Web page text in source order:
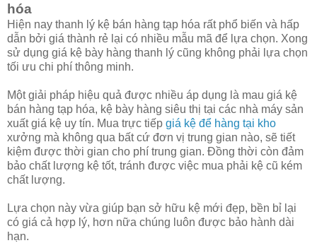
hóa
Hiện nay thanh lý kệ bán hàng tạp hóa rất phổ biến và hấp
dẫn bởi giá thành rẻ lại có nhiều mẫu mã để lựa chọn. Xong
sử dụng giá kệ bày hàng thanh lý cũng không phải lựa chọn
tối ưu chi phí thông minh.
Một giải pháp hiệu quả được nhiều áp dụng là mau giá kệ
bán hàng tạp hóa, kệ bày hàng siêu thị tại các nhà máy sản
xuất giá kệ uy tín. Mua trực tiếp giá kệ để hàng tại kho
xưởng mà không qua bất cứ đơn vị trung gian nào, sẽ tiết
kiệm được thời gian cho phí trung gian. Đồng thời còn đảm
bảo chất lượng kệ tốt, tránh được việc mua phải kệ cũ kém
chất lượng.
Lựa chọn này vừa giúp bạn sở hữu kệ mới đẹp, bền bỉ lại
có giá cả hợp lý, hơn nữa chúng luôn được bảo hành dài
hạn.